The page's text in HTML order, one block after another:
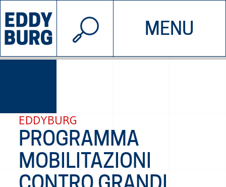
MENU
INIZIATIVE CHI SIAMO
© 2026 EDDYBURG
EDDYBURG
PROGRAMMA
MOBILITAZIONI